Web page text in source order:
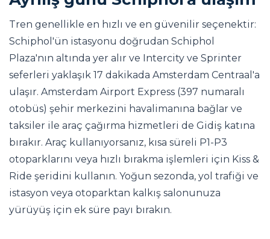
Tren genellikle en hızlı ve en güvenilir seçenektir:
Schiphol'ün istasyonu doğrudan Schiphol
Plaza'nın altında yer alır ve Intercity ve Sprinter
seferleri yaklaşık 17 dakikada Amsterdam Centraal'a
ulaşır. Amsterdam Airport Express (397 numaralı
otobüs) şehir merkezini havalimanına bağlar ve
taksiler ile araç çağırma hizmetleri de Gidiş katına
bırakır. Araç kullanıyorsanız, kısa süreli P1-P3
otoparklarını veya hızlı bırakma işlemleri için Kiss &
Ride şeridini kullanın. Yoğun sezonda, yol trafiği ve
istasyon veya otoparktan kalkış salonunuza
yürüyüş için ek süre payı bırakın.